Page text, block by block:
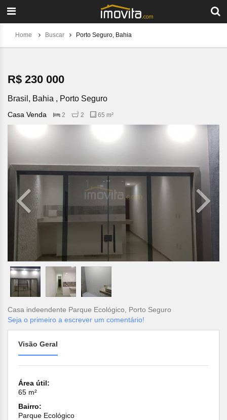
Home Buscar Porto Seguro, Bahia
R$ 230 000
Brasil, Bahia , Porto Seguro
Casa Venda 2 2 65 m²
Casa indeendente Parque Ecológico, Porto Seguro
Seja o primeiro a escrever um comentário!
Visão Geral
Área útil:
65 m²
Bairro:
Parque Ecológico